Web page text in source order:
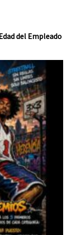
del Empleado